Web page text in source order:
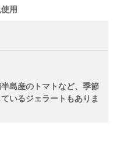
用
島産のトマトなど、季節
いるジェラートもありま